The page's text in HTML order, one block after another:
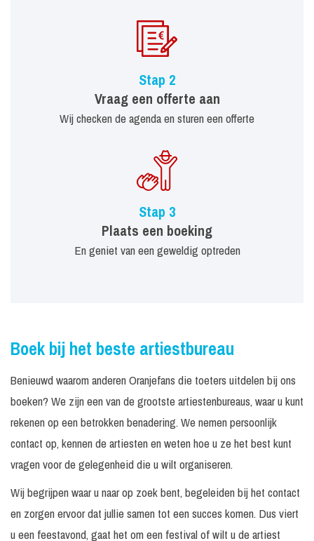
Stap 2
Vraag een offerte aan
Wij checken de agenda en sturen een offerte
Stap 3
Plaats een boeking
En geniet van een geweldig optreden
Boek bij het beste artiestbureau
Benieuwd waarom anderen Oranjefans die toeters uitdelen bij ons
boeken? We zijn een van de grootste artiestenbureaus, waar u kunt
rekenen op een betrokken benadering. We nemen persoonlijk
contact op, kennen de artiesten en weten hoe u ze het best kunt
vragen voor de gelegenheid die u wilt organiseren.
Wij begrijpen waar u naar op zoek bent, begeleiden bij het contact
en zorgen ervoor dat jullie samen tot een succes komen. Dus viert
u een feestavond, gaat het om een festival of wilt u de artiest